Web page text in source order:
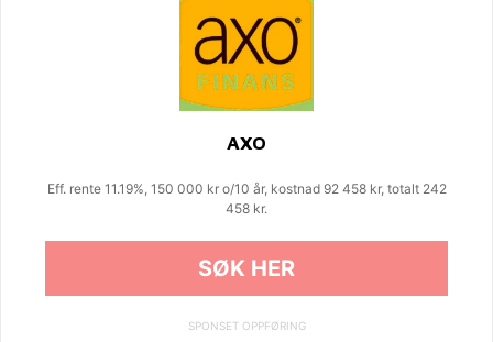
AXO
Eff. rente 11.19%, 150 000 kr o/10 år, kostnad 92 458 kr, totalt 242
458 kr.
SØK HER
SPONSET OPPFØRING